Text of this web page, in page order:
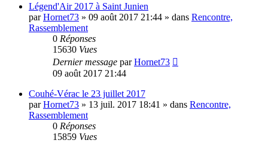
Légend'Air 2017 à Saint Junien
parHornet73 » 09 août 2017 21:44 » dans Rencontre,
Rassemblement
0 Réponses
15630 Vues
Dernier message parHornet73
09 août 2017 21:44
Couhé-Vérac le 23 juillet 2017
parHornet73 » 13 juil. 2017 18:41 » dans Rencontre,
Rassemblement
0 Réponses
15859 Vues